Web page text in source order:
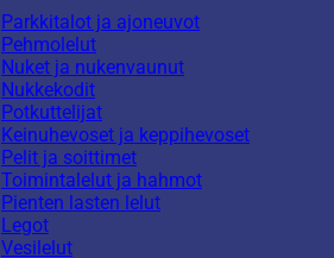
Parkkitalot ja ajoneuvot
Pehmolelut
Nuket ja nukenvaunut
Nukkekodit
Potkuttelijat
Keinuhevoset ja keppihevoset
Pelit ja soittimet
Toimintalelut ja hahmot
Pienten lasten lelut
Legot
Vesilelut